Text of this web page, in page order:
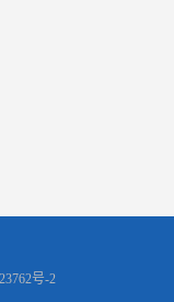
号-2